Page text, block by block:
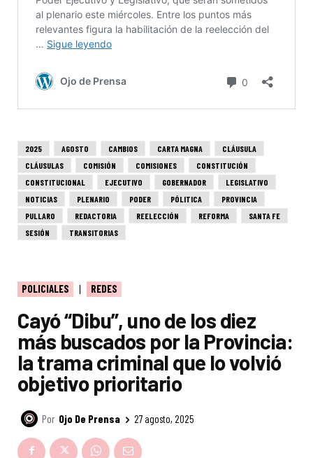
2025 AGOSTO CAMBIOS CARTA MAGNA
CLÁUSULA
CLÁUSULAS
COMISIÓN COMISIONES
CONSTITUCIÓN
CONSTITUCIONAL
EJECUTIVO GOBERNADOR
LEGISLATIVO
NOTICIAS
PLENARIO PODER PÓLITICA
PROVINCIA
PULLARO
REDACTORIA REELECCIÓN REFORMA
SANTA FE
SESIÓN
TRANSITORIAS